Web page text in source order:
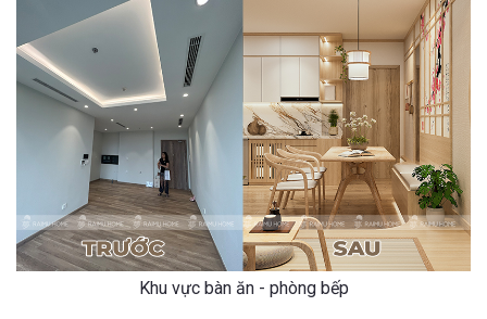
Khu vực bàn ăn - phòng bếp